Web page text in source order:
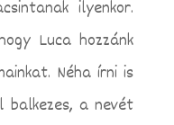
ilyenkor.
Luca hozzánk
Néha írni is
balkezes, a nevét